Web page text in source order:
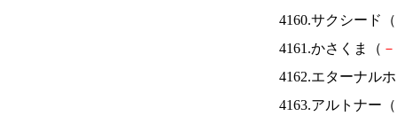
4160.サクシード（
4161.かさくま（ －
4162.エターナル
4163.アルトナー（